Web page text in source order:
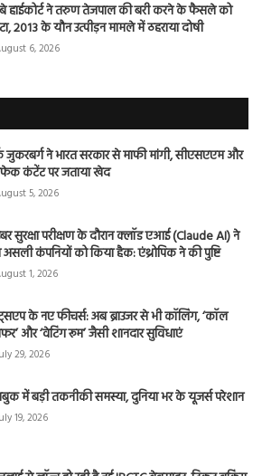
हाईकोर्ट ने तरुण तेजपाल की बरी करने के फैसले को
2013 के यौन उत्पीड़न मामले में ठहराया दोषी
6, 2026
जुकरबर्ग ने भारत सरकार से माफी मांगी, सीएसएएम और
कंटेंट पर जताया खेद
5, 2026
सुरक्षा परीक्षण के दौरान क्लॉड एआई (Claude AI) ने
असली कंपनियों को किया हैक: एंथ्रोपिक ने की पुष्टि
1, 2026
के नए फीचर्स: अब ब्राउजर से भी कॉलिंग, ‘कॉल
और ‘वेटिंग रूम’ जैसी शानदार सुविधाएं
29, 2026
में बड़ी तकनीकी समस्या, दुनिया भर के यूजर्स परेशान
19, 2026